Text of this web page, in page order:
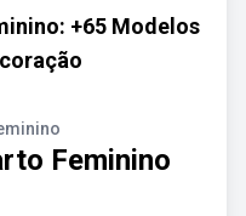
+65 Modelos
Feminino